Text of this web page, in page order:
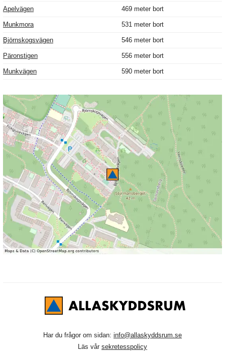
Apelvägen 469 meter bort
Munkmora 531 meter bort
Björnskogsvägen 546 meter bort
Päronstigen 556 meter bort
Munkvägen 590 meter bort
Har du frågor om sidan: info@allaskyddsrum.se
Läs vår sekretesspolicy